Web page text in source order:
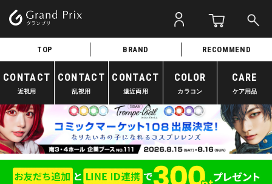
TOP BRAND RECOMMEND
CONTACT
近視用
CONTACT
乱視用
CONTACT
遠近両用
COLOR
カラコン
CARE
ケア用品